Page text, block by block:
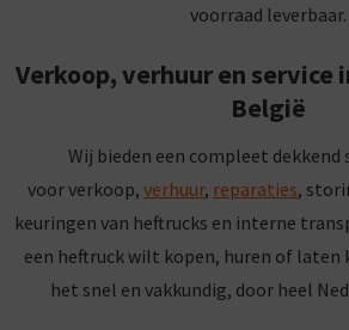
voorraad leverbaar.
Verkoop, verhuur en service
België
Wij bieden een compleet dekkend
voor verkoop, verhuur, reparaties,
keuringen van heftrucks en interne
een heftruck wilt kopen, huren of laten
het snel en vakkundig, door heel